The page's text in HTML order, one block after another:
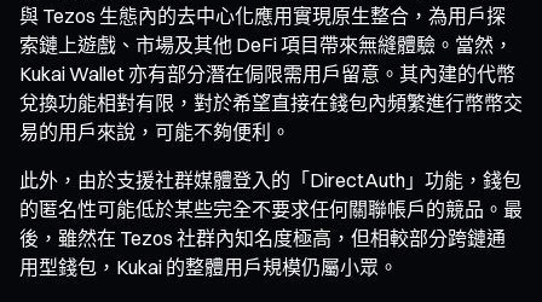
與 Tezos 生態內的去中心化應用實現原生整合，為用戶探
索鏈上遊戲、市場及其他 DeFi 項目帶來無縫體驗。當然，
Kukai Wallet 亦有部分潛在侷限需用戶留意。其內建的代幣
兌換功能相對有限，對於希望直接在錢包內頻繁進行幣幣交
易的用戶來說，可能不夠便利。
此外，由於支援社群媒體登入的「DirectAuth」功能，錢包
的匿名性可能低於某些完全不要求任何關聯帳戶的競品。最
後，雖然在 Tezos 社群內知名度極高，但相較部分跨鏈通
用型錢包，Kukai 的整體用戶規模仍屬小眾。